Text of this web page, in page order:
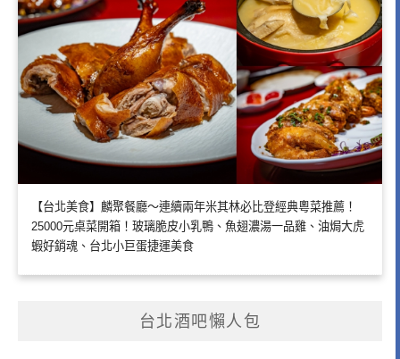
【台北美食】麟聚餐廳～連續兩年米其林必比登經典粵菜推薦！
25000元桌菜開箱！玻璃脆皮小乳鴨、魚翅濃湯一品雞、油焗大虎
蝦好銷魂、台北小巨蛋捷運美食
台北酒吧懶人包